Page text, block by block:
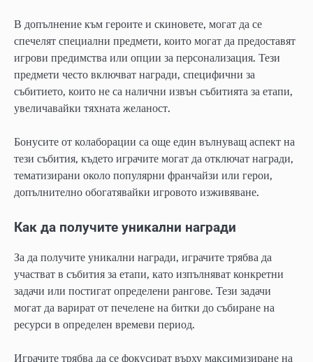
В допълнение към героите и скиновете, могат да се
спечелят специални предмети, които могат да предоставят
игрови предимства или опции за персонализация. Тези
предмети често включват награди, специфични за
събитието, които не са налични извън събитията за етапи,
увеличавайки тяхната желаност.
Бонусите от колаборации са още един вълнуващ аспект на
тези събития, където играчите могат да отключат награди,
тематизирани около популярни франчайзи или герои,
допълнително обогатявайки игровото изживяване.
Как да получите уникални награди
За да получите уникални награди, играчите трябва да
участват в събития за етапи, като изпълняват конкретни
задачи или постигат определени рангове. Тези задачи
могат да варират от печелене на битки до събиране на
ресурси в определен времеви период.
Играчите трябва да се фокусират върху максимизиране на